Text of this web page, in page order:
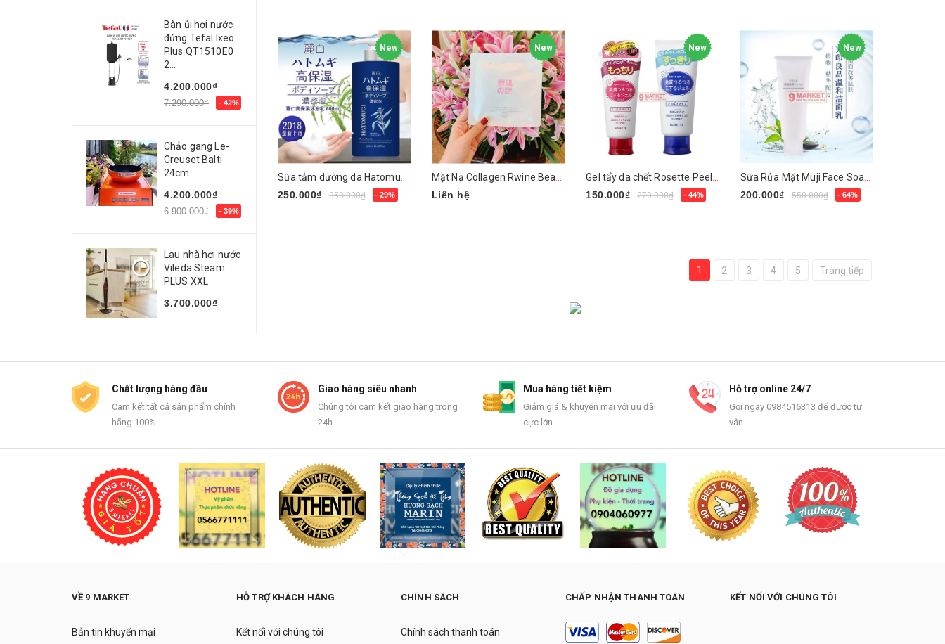
New
250.000₫
350.000₫ - 29%
New
Liên hệ
New
150.000₫
270.000₫ - 44%
New
200.000₫
550.000₫ - 64%
1 2 3 4 5 Trang tiếp
Kracie
Pabron
Suntory
Barracks Cap
Marna Cosmetics
Seiwa
Mochida
PG
Choya
Pelican
Aquafresh
Kao
Minami Anserine
Yuki Pharmaceutical
Kamerycah INC
Wellness Forever INC
Đồ ăn vặt
Phòng the
Diệt côn trùng
Xịt khoáng
Hỗ trợ điều trị các bệnh lý về gan
Phòng chống ung thư
Giảm mỡ
Thực phẩm chức năng
Trị táo bón
Giải rượu
Thải độc cơ thể
Hạt nêm
Trị mụn
Tăng chiều cao
Trị bệnh trĩ
Trị sẹo
Bàn ủi hơi nước
đứng Tefal Ixeo
Plus QT1510E0
2...
4.200.000₫
7.290.000₫ - 42%
Chảo gang Le-
Creuset Balti
24cm
4.200.000₫
6.900.000₫ - 39%
Lau nhà hơi nước
Vileda Steam
PLUS XXL
3.700.000₫
Chất lượng hàng đầu
Cam kết tất cả sản phẩm chính
hãng 100%
Giao hàng siêu nhanh
Chúng tôi cam kết giao hàng trong
24h
Mua hàng tiết kiệm
Giảm giá & khuyến mại với ưu đãi
cực lớn
Hỗ trợ online 24/7
Gọi ngay 0984516313 để được tư
vấn
VỀ 9 MARKET
Bản tin khuyến mại
HỖ TRỢ KHÁCH HÀNG
Kết nối với chúng tôi
CHÍNH SÁCH
Chính sách thanh toán
CHẤP NHẬN THANH TOÁN KẾT NỐI VỚI CHÚNG TÔI